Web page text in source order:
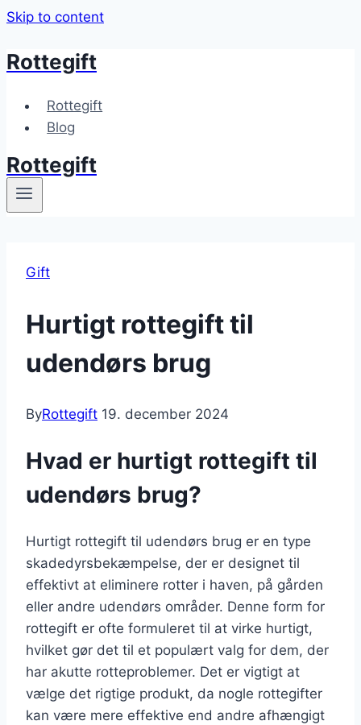
Skip to content
Rottegift
Rottegift
Blog
Rottegift
Gift
Hurtigt rottegift til
udendørs brug
ByRottegift 19. december 2024
Hvad er hurtigt rottegift til
udendørs brug?
Hurtigt rottegift til udendørs brug er en type
skadedyrsbekæmpelse, der er designet til
effektivt at eliminere rotter i haven, på gården
eller andre udendørs områder. Denne form for
rottegift er ofte formuleret til at virke hurtigt,
hvilket gør det til et populært valg for dem, der
har akutte rotteproblemer. Det er vigtigt at
vælge det rigtige produkt, da nogle rottegifter
kan være mere effektive end andre afhængigt